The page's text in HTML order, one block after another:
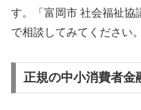
す。「富岡市 社会福祉協
で相談してみてください。
正規の中小消費者金